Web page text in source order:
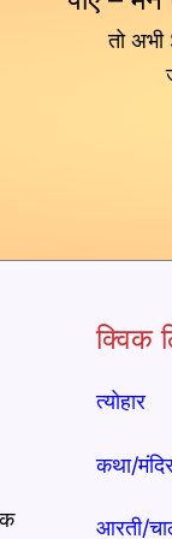
तो
क्विक
त्योहार
कथा/
आरती/